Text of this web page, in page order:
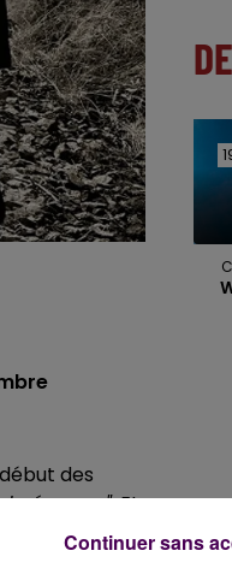
des
époque". Et
22
Continuer sans